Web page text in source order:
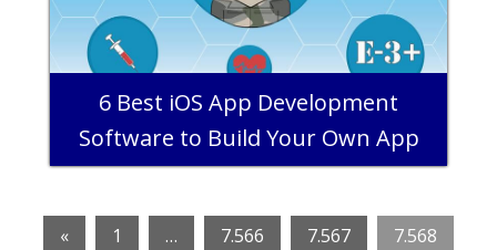
6 Best iOS App Development
Software to Build Your Own App
« 1 … 7.566 7.567 7.568